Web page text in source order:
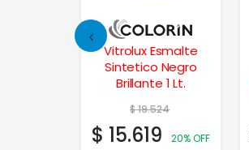
Vitrolux Esmalte
Sintetico Negro
Brillante 1 Lt.
$19.524
$ 15.619 20% OFF